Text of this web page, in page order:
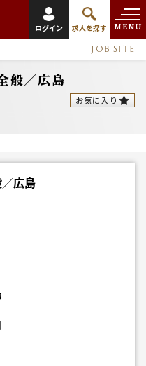
ログイン 求人を探す MENU
JOB SITE
般／広島
お気に入り
広島